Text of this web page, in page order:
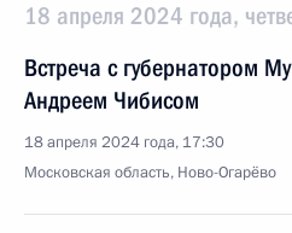
18 апреля 2024 года,
Встреча с губернатором
Андреем Чибисом
18 апреля 2024 года, 17:30
Московская область, Ново-Огарёво